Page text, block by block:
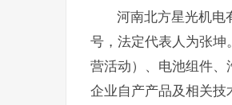
河南北方星光机电
号，法定代表人为张坤
营活动）、电池组件、
企业自产产品及相关技